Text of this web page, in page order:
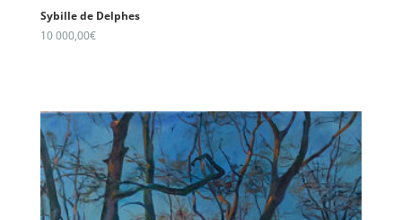
Sybille de Delphes
10 000,00€